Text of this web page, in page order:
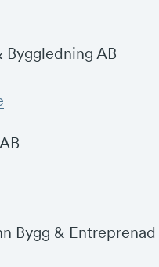
Byggledning AB
Bygg & Entreprenad